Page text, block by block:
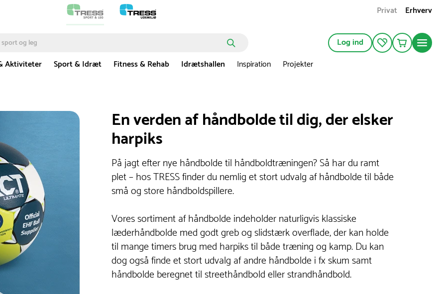
Privat Erhverv
Log ind
Aktiviteter Sport & Idræt Fitness & Rehab Idrætshallen Inspiration Projekter
En verden af håndbolde til dig, der elsker
harpiks
På jagt efter nye håndbolde til håndboldtræningen? Så har du ramt
plet – hos TRESS finder du nemlig et stort udvalg af håndbolde til både
små og store håndboldspillere.
Vores sortiment af håndbolde indeholder naturligvis klassiske
læderhåndbolde med godt greb og slidstærk overflade, der kan holde
til mange timers brug med harpiks til både træning og kamp. Du kan
dog også finde et stort udvalg af andre håndbolde i fx skum samt
håndbolde beregnet til streethåndbold eller strandhåndbold.